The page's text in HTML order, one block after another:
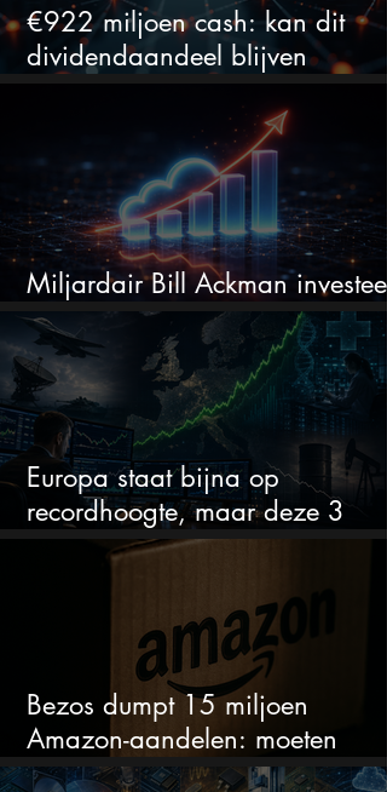
€922 miljoen cash: kan dit
dividendaandeel blijven
verhogen?
Miljardair Bill Ackman investeert
miljarden in dit techaandeel
Europa staat bijna op
recordhoogte, maar deze 3
sectoren vallen nu op
Bezos dumpt 15 miljoen
Amazon-aandelen: moeten
beleggers zich zorgen maken?